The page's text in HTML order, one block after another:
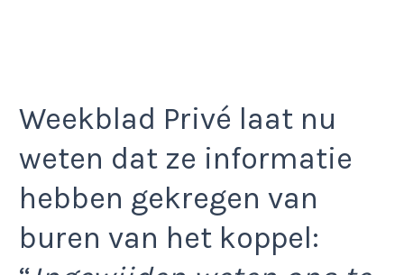
Weekblad Privé laat nu
weten dat ze informatie
hebben gekregen van
buren van het koppel: